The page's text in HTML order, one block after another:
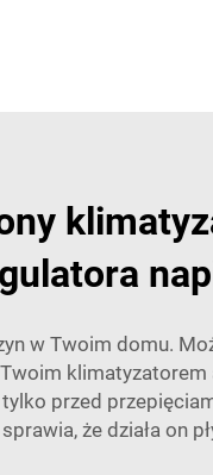
w Twoim domu.
przed
sprawia, że działa on